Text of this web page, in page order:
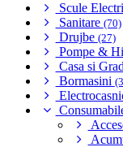
Scule
Sanitare (70)
Drujbe (27)
Pompe &
Casa si
Bormasini